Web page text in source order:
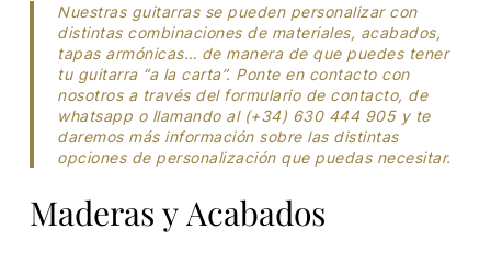
Nuestras guitarras se pueden personalizar con
distintas combinaciones de materiales, acabados,
tapas armónicas… de manera de que puedes tener
tu guitarra “a la carta”. Ponte en contacto con
nosotros a través del formulario de contacto, de
whatsapp o llamando al (+34) 630 444 905 y te
daremos más información sobre las distintas
opciones de personalización que puedas necesitar.
Maderas y Acabados